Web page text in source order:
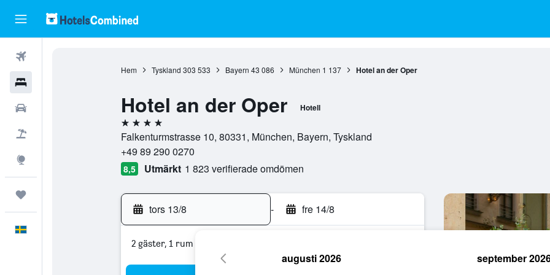
Hem Tyskland 303 533 Bayern 43 086 München 1 137 Hotel an der Oper
Hotel an der Oper Hotell
4 stjärnor
Falkenturmstrasse 10, 80331, München, Bayern, Tyskland
+49 89 290 0270
8,5 Utmärkt 1 823 verifierade omdömen
tors 13/8 - fre 14/8
2 gäster, 1 rum
augusti 2026 september